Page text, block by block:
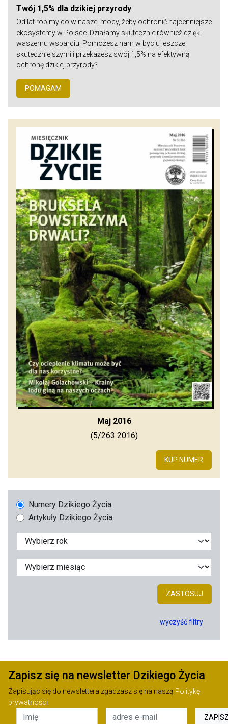
Twój 1,5% dla dzikiej przyrody
Od lat robimy co w naszej mocy, żeby ochronić najcenniejsze
ekosystemy w Polsce. Działamy skutecznie również dzięki
waszemu wsparciu. Pomożesz nam w byciu jeszcze
skuteczniejszymi i przekażesz swój 1,5% na efektywną
ochronę dzikiej przyrody?
POMAGAM
Maj 2016
(5/263 2016)
KUP NUMER
Numery Dzikiego Życia
Artykuły Dzikiego Życia
ZASTOSUJ
wyczyść filtry
Zapisz się na newsletter Dzikiego Życia
Zapisując się do newslettera zgadzasz się na naszą Politykę
prywatności